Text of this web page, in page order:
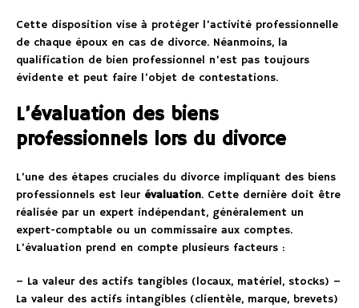
Cette disposition vise à protéger l’activité professionnelle
de chaque époux en cas de divorce. Néanmoins, la
qualification de bien professionnel n’est pas toujours
évidente et peut faire l’objet de contestations.
L’évaluation des biens
professionnels lors du divorce
L’une des étapes cruciales du divorce impliquant des biens
professionnels est leur évaluation. Cette dernière doit être
réalisée par un expert indépendant, généralement un
expert-comptable ou un commissaire aux comptes.
L’évaluation prend en compte plusieurs facteurs :
– La valeur des actifs tangibles (locaux, matériel, stocks) –
La valeur des actifs intangibles (clientèle, marque, brevets)